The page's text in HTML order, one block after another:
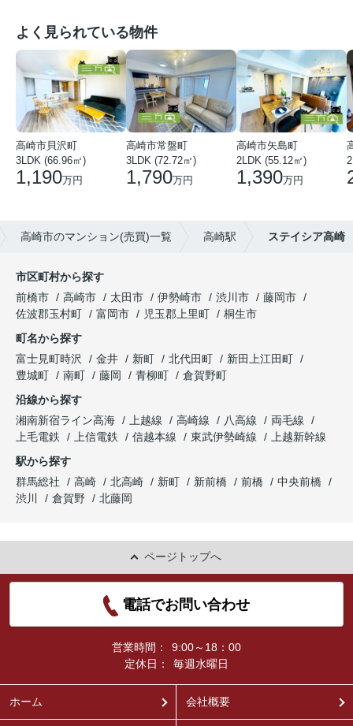
よく見られている物件
高崎市貝沢町
3LDK (66.96㎡)
1,190万円
高崎市常盤町
3LDK (72.72㎡)
1,790万円
高崎市矢島町
2LDK (55.12㎡)
1,390万円
高崎市のマンション(売買)一覧 高崎駅 ステイシア高崎
市区町村から探す
前橋市
高崎市 太田市 伊勢崎市 渋川市
藤岡市
佐波郡玉村町
富岡市 児玉郡上里町
桐生市
町名から探す
富士見町時沢
金井 新町 北代田町
新田上江田町
豊城町
南町 藤岡 青柳町
倉賀野町
沿線から探す
湘南新宿ライン高海
上越線 高崎線 八高線
両毛線
上毛電鉄
上信電鉄 信越本線 東武伊勢崎線
上越新幹線
駅から探す
群馬総社
高崎 北高崎 新町 新前橋 前橋
中央前橋
渋川
倉賀野 北藤岡
ページトップへ
電話でお問い合わせ
営業時間：
9:00～18：00
定休日：
毎週水曜日
ホーム 会社概要